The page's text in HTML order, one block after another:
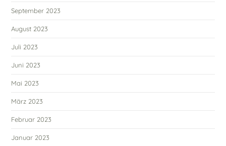
September 2023
August 2023
Juli 2023
Juni 2023
Mai 2023
März 2023
Februar 2023
Januar 2023